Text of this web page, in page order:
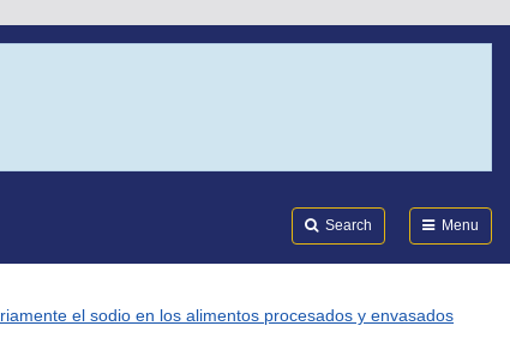
Search Menu
el sodio en los alimentos procesados y envasados